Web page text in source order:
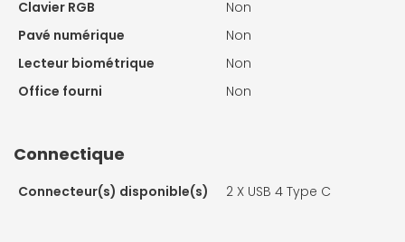
Clavier RGB
Non
Pavé numérique
Non
Lecteur biométrique
Non
Office fourni
Non
Connectique
Connecteur(s) disponible(s) 2 X USB 4 Type C